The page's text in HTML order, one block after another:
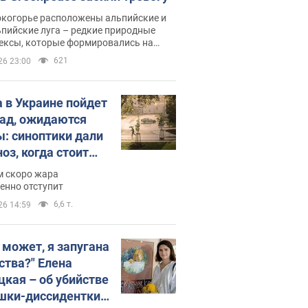
расположены альпийские и
луга – редкие природные
которые формировались на
сотен лет
23:00 621
Украине пойдет
ожидаются
синоптики дали
когда стоит
изменения
скоро жара
отступит
14:59 6,6 т.
я запугана
Елена
– об убийстве
диссидентки